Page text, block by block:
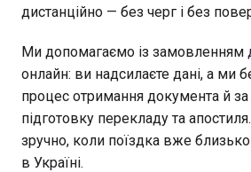
дистанційно — без черг і без
Ми допомагаємо із замовленням
онлайн: ви надсилаєте дані, а ми
процес отримання документа й
підготовку перекладу та
зручно, коли поїздка вже
в Україні.